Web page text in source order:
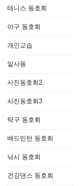
테니스 동호회
야구 동호회
개인교습
알사동
사진동호회2
사진동호회3
탁구 동호회
배드민턴 동호회
낚시 동호회
건강댄스 동호회